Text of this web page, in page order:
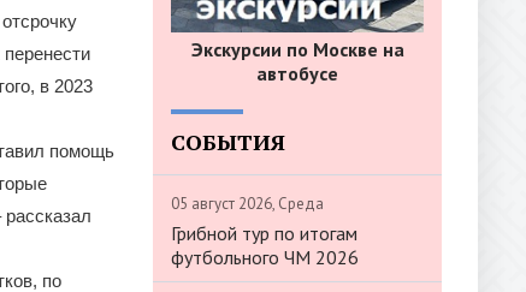
в 2023
помощь
по
Экскурсии по Москве на
автобусе
СОБЫТИЯ
05 август 2026, Среда
Грибной тур по итогам
футбольного ЧМ 2026